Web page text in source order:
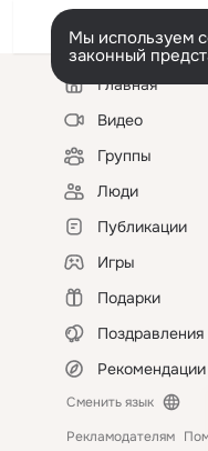
Мы используем
законный
Левая
колонкаГлавная
Видео
Группы
Люди
Публикации
Игры
Подарки
Поздравления
Рекомендации
Сменить язык
Рекламодателям